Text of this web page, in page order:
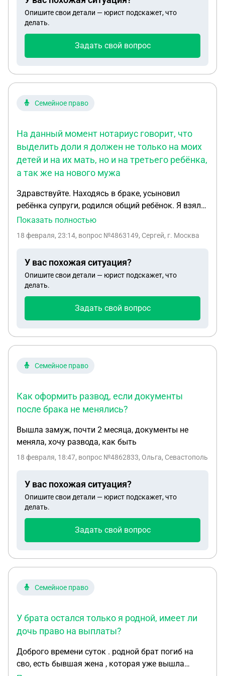
квартирах прописана ее дочь, но под другой
фамилией?
Опишите свои детали — юрист подскажет, что
делать.
Задать свой вопрос
Семейное право
На данный момент нотариус говорит, что
выделить доли я должен не только на моих
детей и на их мать, но и на третьего ребёнка,
а так же на нового мужа
Здравствуйте. Находясь в браке, усыновил
ребёнка супруги, родился общий ребёнок. Я взял
ипотеку на свое имя, а супруга пошла
первоначальный взнос. Всю остальную сумму я
после погашения, я обязан выделить доли всем
членам семьи. Так вышло, что мы развелись.
Ипотеку я погасил после развода. Супруга вышла
момент нотариус говорит, что выделить доли я
на третьего ребёнка, а так же на нового мужа. Так
Показать полностью
18 февраля, 23:14, вопрос №4863149, Сергей, г. Москва
У вас похожая ситуация?
Опишите свои детали — юрист подскажет, что
делать.
Задать свой вопрос
Семейное право
Как оформить развод, если документы
после брака не менялись?
Вышла замуж, почти 2 месяца, документы не
меняла, хочу развода, как быть
18 февраля, 18:47, вопрос №4862833, Ольга, Севастополь
У вас похожая ситуация?
Опишите свои детали — юрист подскажет, что
делать.
Задать свой вопрос
Семейное право
У брата остался только я родной, имеет ли
дочь право на выплаты?
Доброго времени суток . родной брат погиб на
сво, есть бывшая жена , которая уже вышла